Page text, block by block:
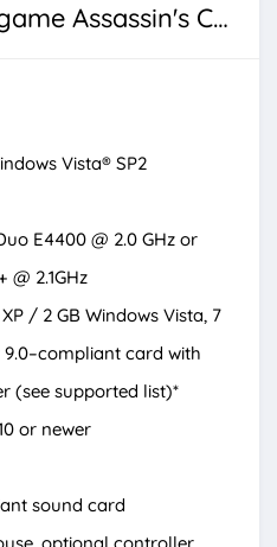
Cấu hình để chơi game Assassin's Creed 2: Revelations
Vista® SP2
E4400 @ 2.0 GHz or
2.1GHz
/ 2 GB Windows Vista, 7
9.0–compliant card with
(see supported list)*
or newer
sound card